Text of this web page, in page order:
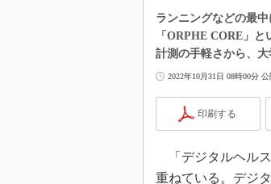
ランニングなどの最
「ORPHE CORE」
計測の手軽さから、
2022年10月31日 08時00分 公
印刷する
「デジタルヘル
重ねている。デジ